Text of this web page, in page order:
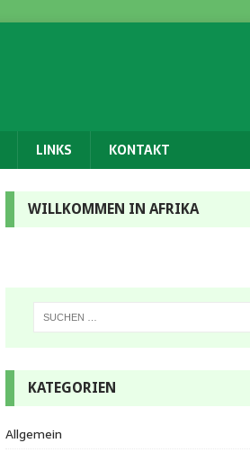
LINKS KONTAKT
WILLKOMMEN IN AFRIKA
KATEGORIEN
Allgemein